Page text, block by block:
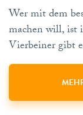
Wer mit dem
machen will, ist
Vierbeiner gibt